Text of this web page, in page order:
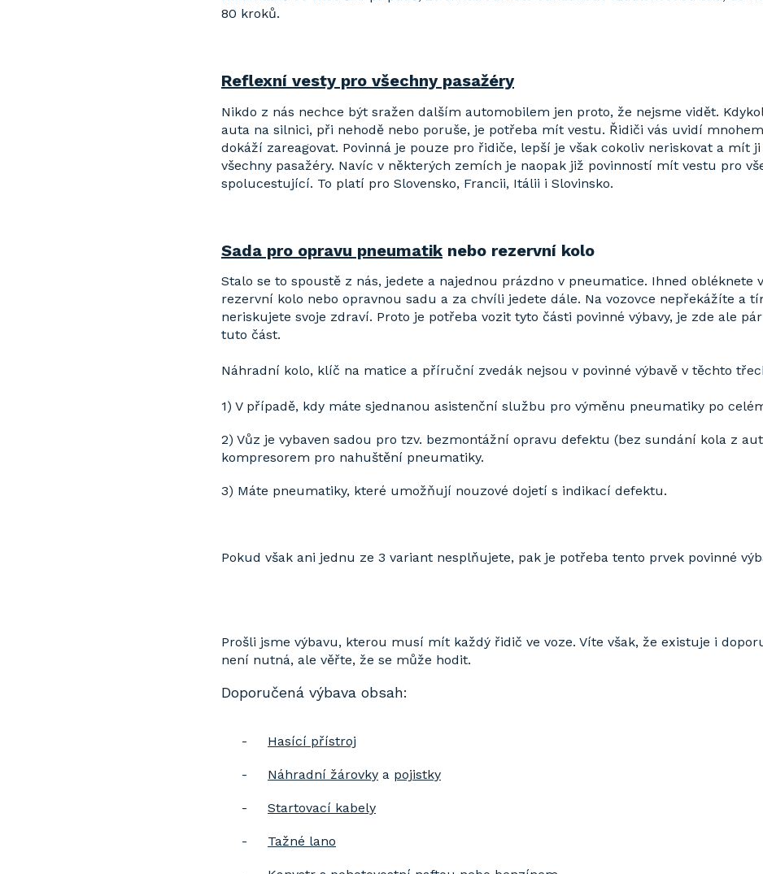
80 kroků.
Reflexní vesty pro všechny pasažéry
Nikdo z nás nechce být sražen dalším automobilem jen proto, že nejsme vidět.
auta na silnici, při nehodě nebo poruše, je potřeba mít vestu. Řidiči vás uvidí
dokáží zareagovat. Povinná je pouze pro řidiče, lepší je však cokoliv neriskovat a mít
všechny pasažéry. Navíc v některých zemích je naopak již povinností mít vestu pro
spolucestující. To platí pro Slovensko, Francii, Itálii i Slovinsko.
Sada pro opravu pneumatik nebo rezervní kolo
Stalo se to spoustě z nás, jedete a najednou prázdno v pneumatice. Ihned obléknete
rezervní kolo nebo opravnou sadu a za chvíli jedete dále. Na vozovce nepřekážíte a
neriskujete svoje zdraví. Proto je potřeba vozit tyto části povinné výbavy, je zde ale
tuto část.
Náhradní kolo, klíč na matice a příruční zvedák nejsou v povinné výbavě v těchto
1) V případě, kdy máte sjednanou asistenční službu pro výměnu pneumatiky po
2) Vůz je vybaven sadou pro tzv. bezmontážní opravu defektu (bez sundání kola z
kompresorem pro nahuštění pneumatiky.
3) Máte pneumatiky, které umožňují nouzové dojetí s indikací defektu.
Pokud však ani jednu ze 3 variant nesplňujete, pak je potřeba tento prvek povinné
Prošli jsme výbavu, kterou musí mít každý řidič ve voze. Víte však, že existuje i
není nutná, ale věřte, že se může hodit.
Doporučená výbava obsah:
- Hasící přístroj
- Náhradní žárovky a pojistky
- Startovací kabely
- Tažné lano